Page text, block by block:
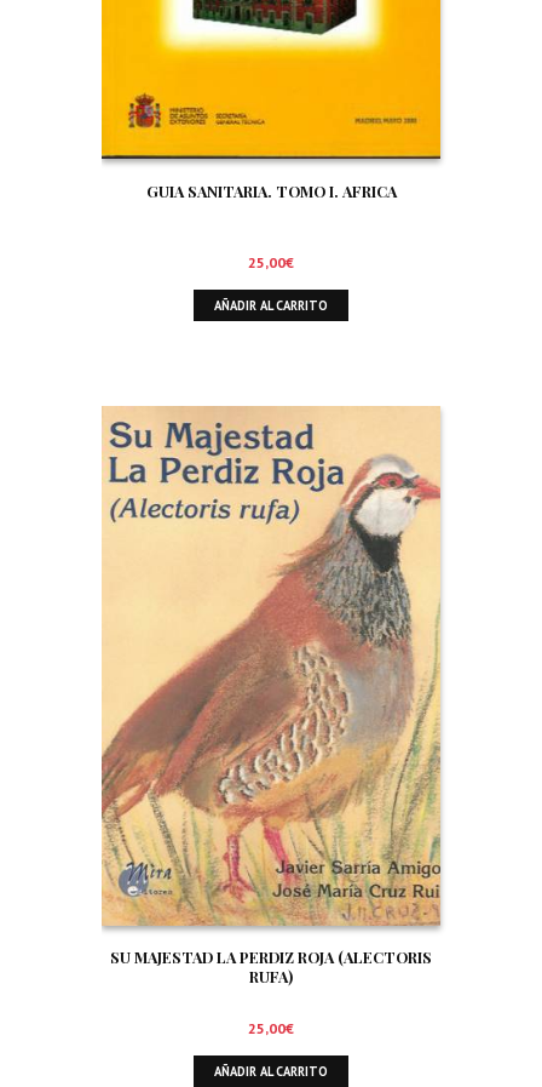
GUIA SANITARIA. TOMO I. AFRICA
25,00€
AÑADIR AL CARRITO
SU MAJESTAD LA PERDIZ ROJA (ALECTORIS
RUFA)
25,00€
AÑADIR AL CARRITO